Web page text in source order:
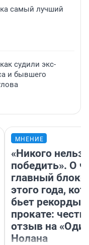
самый лучший
судили экс-
и бывшего
МНЕНИЕ
«Никого нельзя
победить». О
главный
этого года,
бьет рекорды в
прокате:
отзыв на
Нолана